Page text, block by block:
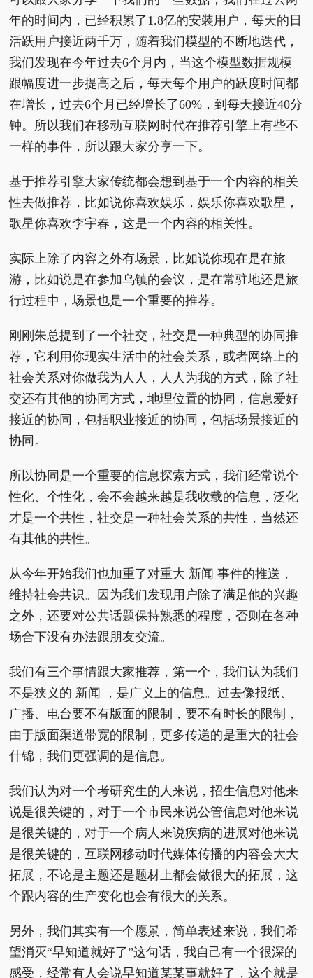
年的时间内，已经积累了1.8亿的安装用户，每天的日
活跃用户接近两千万，随着我们模型的不断地迭代，
我们发现在今年过去6个月内，当这个模型数据规模
跟幅度进一步提高之后，每天每个用户的跃度时间都
在增长，过去6个月已经增长了60%，到每天接近40分
钟。所以我们在移动互联网时代在推荐引擎上有些不
一样的事件，所以跟大家分享一下。
基于推荐引擎大家传统都会想到基于一个内容的相关
性去做推荐，比如说你喜欢娱乐，娱乐你喜欢歌星，
歌星你喜欢李宇春，这是一个内容的相关性。
实际上除了内容之外有场景，比如说你现在是在旅
游，比如说是在参加乌镇的会议，是在常驻地还是旅
行过程中，场景也是一个重要的推荐。
刚刚朱总提到了一个社交，社交是一种典型的协同推
荐，它利用你现实生活中的社会关系，或者网络上的
社会关系对你做我为人人，人人为我的方式，除了社
交还有其他的协同方式，地理位置的协同，信息爱好
接近的协同，包括职业接近的协同，包括场景接近的
协同。
所以协同是一个重要的信息探索方式，我们经常说个
性化、个性化，会不会越来越是我收载的信息，泛化
才是一个共性，社交是一种社会关系的共性，当然还
有其他的共性。
从今年开始我们也加重了对重大 新闻 事件的推送，
维持社会共识。因为我们发现用户除了满足他的兴趣
之外，还要对公共话题保持熟悉的程度，否则在各种
场合下没有办法跟朋友交流。
我们有三个事情跟大家推荐，第一个，我们认为我们
不是狭义的 新闻 ，是广义上的信息。过去像报纸、
广播、电台要不有版面的限制，要不有时长的限制，
由于版面渠道带宽的限制，更多传递的是重大的社会
什锦，我们更强调的是信息。
我们认为对一个考研究生的人来说，招生信息对他来
说是很关键的，对于一个市民来说公管信息对他来说
是很关键的，对于一个病人来说疾病的进展对他来说
是很关键的，互联网移动时代媒体传播的内容会大大
拓展，不论是主题还是题材上都会做很大的拓展，这
个跟内容的生产变化也会有很大的关系。
另外，我们其实有一个愿景，简单表述来说，我们希
望消灭“早知道就好了”这句话，我自己有一个很深的
感受，经常有人会说早知道某某事就好了，这个就是